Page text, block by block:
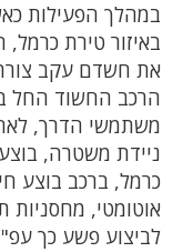
במהלך הפעילות
באיזור טירת
את חשדם עקב צורת
הרכב החשוד החל
משתמשי הדרך,
ניידת משטרה,
כרמל, ברכב בוצע
אוטומטי, מחסניות
לביצוע פשע כך